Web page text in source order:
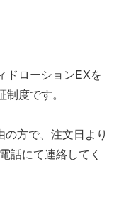
ドローションEXを
度です。
方で、注文日より
話にて連絡してく